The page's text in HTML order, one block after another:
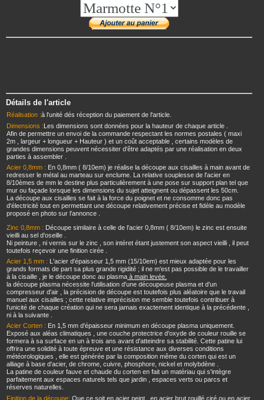
Détails de l'article
Réalisation :à l'unité dés réception du paiement de l'article.
Dimensions :Les dimensions sont données pour la hauteur de chaque article .
Afin de permettre un envoi de la commande respectant les normes postales ( maxi
2m , largeur + longueur + Hauteur ) et un coût acceptable , certains modèles de
grandes dimensions peuvent nécessiter d'être adaptés par une réalisation en deux
parties à assembler .
Acier 0,8mm : En 0,8mm ( 8/10em) je réalise la découpe aux cisailles à main avant de
redresser le métal au marteau sur enclume. La relative souplesse de l'acier en
8/10èmes de mm le destine plus particulièrement à une pose sur support plan tel que
mur ou façade lorsque les dimensions du sujet atteignent ou dépassent les 50cm.
La découpe aux cisailles se fait à la force du poignet et ne consomme donc pas
d'électricité tout en permettant une découpe relativement précise et fidèle au modèle
proposé en photo sur l'annonce .
Zinc 0,8mm : Découpe similaire à celle de l'acier 0,8mm ( 8/10em) le zinc est ensuite
vieilli au sel d'oseille .
Ni peinture , ni vernis sur le zinc , son intéret étant justement son aspect vieilli , il peut
toutefois reçevoir une finition cirée .
Acier 1,5 mm : L'acier d'épaisseur 1,5 mm (15/10em) est mieux adaptée pour les
grands formats de part sa plus grande rigidité ; il ne m'est pas possible de le travailler
à la cisaille , je le découpe donc au plasma à main levée.
la découpe plasma nécessite l'utilisation d'une découpeuse plasma et d'un
compresseur d'air , la précision de découpe est toutefois plus aléatoire que le travail
manuel aux cisailles ; cette relative imprécision me semble toutefois contribuer à
l'unicité de chaque création qui ne sera jamais exactement identique à la précédente ,
ni à la suivante .
Acier Corten : En 1,5 mm d'épaisseur minimum en découpe plasma uniquement.
Exposé aux aléas climatiques , une couche protectrice d'oxyde de couleur rouille se
formera à sa surface en un à trois ans avant d'atteindre sa stabilité. Cette patine lui
offrira une solidité à toute épreuve et une résistance aux diverses conditions
météorologiques , elle est générée par la composition même du corten qui est un
alliage à base d'acier, de chrome, cuivre, phosphore, nickel et molybdène .
La patine de couleur fauve et chaude du corten en fait un matériau qui s'intègre
parfaitement aux espaces naturels tels que jardin , espaces verts ou parcs et
réserves naturelles.
Finition de la découpe: Que ce soit en acier peint , en acier brut rouillé ciré ou en acier